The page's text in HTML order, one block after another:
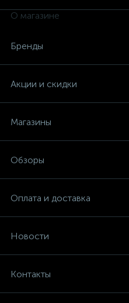
О магазине
Бренды
Акции и скидки
Магазины
Обзоры
Оплата и доставка
Новости
Контакты